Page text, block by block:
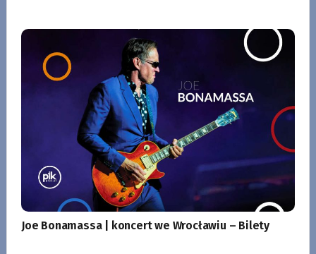
Joe Bonamassa | koncert we Wrocławiu – Bilety